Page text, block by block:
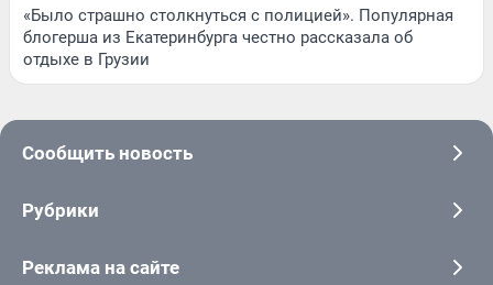
«Было страшно столкнуться с полицией». Популярная
блогерша из Екатеринбурга честно рассказала об
отдыхе в Грузии
Сообщить новость
Рубрики
Реклама на сайте